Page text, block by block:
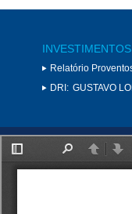
Relatório
DRI: GUSTAVO